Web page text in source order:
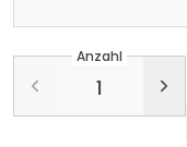
Anzahl